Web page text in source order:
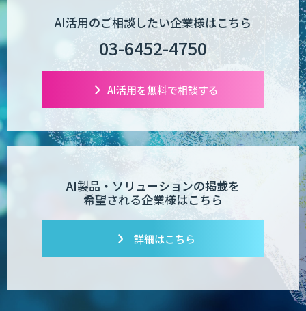
AI活用のご相談したい企業様はこちら
03-6452-4750
AI活用を無料で相談する
AI製品・ソリューションの掲載を
希望される企業様はこちら
詳細はこちら